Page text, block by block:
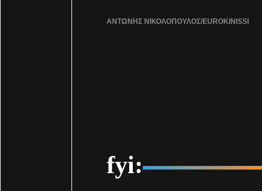
ΑΝΤΩΝΗΣ ΝΙΚΟΛΟΠΟΥΛΟΣ/EUROKINISSI
fyi: